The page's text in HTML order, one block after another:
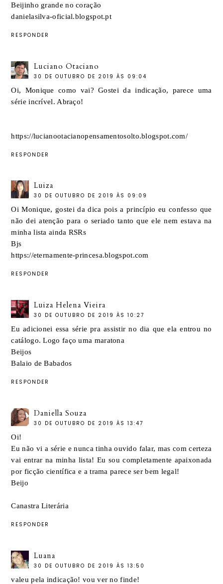
Beijinho grande no coração
danielasilva-oficial.blogspot.pt
RESPONDER
Luciano Otaciano
30 DE OUTUBRO DE 2019 ÀS 09:04
Oi, Monique como vai? Gostei da indicação, parece uma
série incrível. Abraço!
https://lucianootacianopensamentosolto.blogspot.com/
RESPONDER
Luiza
30 DE OUTUBRO DE 2019 ÀS 09:09
Oi Monique, gostei da dica pois a princípio eu confesso que
não dei atenção para o seriado tanto que ele nem estava na
minha lista ainda RSRs
Bjs
https://eternamente-princesa.blogspot.com
RESPONDER
Luiza Helena Vieira
30 DE OUTUBRO DE 2019 ÀS 10:27
Eu adicionei essa série pra assistir no dia que ela entrou no
catálogo. Logo faço uma maratona
Beijos
Balaio de Babados
RESPONDER
Daniella Souza
30 DE OUTUBRO DE 2019 ÀS 13:47
Oi!
Eu não vi a série e nunca tinha ouvido falar, mas com certeza
vai entrar na minha lista! Eu sou completamente apaixonada
por ficção científica e a trama parece ser bem legal!
Beijo
Canastra Literária
RESPONDER
Luana
30 DE OUTUBRO DE 2019 ÀS 13:50
valeu pela indicação! vou ver no finde!